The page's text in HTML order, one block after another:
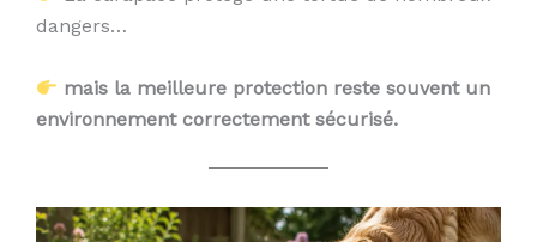
dangers…
mais la meilleure protection reste souvent un
environnement correctement sécurisé.